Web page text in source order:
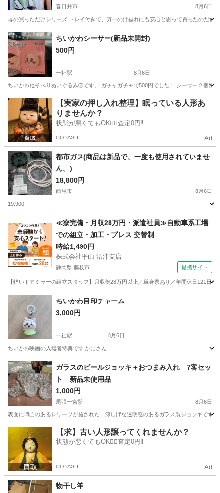
春日井市 8月6日
母の買っただけシリーズ トレイ付きで、万一の汁垂れにも安心と思って買ったのだ
愛知 春日井市 掃除用具 新品
ちいかわシーサー(新品未開封)
500円
一社駅 8月6日
ちいかわねそべりぬいぐるみ②です。 ガチャガチャで500円でした！ シーサー２個出
愛知 名古屋市 一社駅 その他 ちい
【実家の押し入れ整理】眠っている人形あ
りませんか？
状態が悪くてもOK🙆‍♀️査定0円‼️
COYASH Ad
都市ガス(商品は新品で、一度も使用されていませ
ん。)
18,800円
西尾市 8月6日
19.900
家庭用品 都市ガス
≪寮完備・月収28万円・派遣社員≫自動車系工場
での組立・加工・プレス 交替制
時給1,490円
株式会社平山 沼津支店
静岡県 藤枝市 提携サイト
【軽いドアミラーの組立スタッフ】月収例28万円以上／単身寮あり／年間休日121
静岡 藤枝市 その他
ちいかわ目印チャーム
3,000円
一社駅 8月6日
ちいかわ映画の入場者特典です かにさん
愛知 名古屋市 一社駅 ノベルティグッズ
ガラスのビールジョッキ＋おつまみ入れ 7客セッ
ト 新品未使用品
1,000円
尾張一宮駅 8月6日
表面に凹凸のあるレリーフが施された、涼しげな透明感のあるガラス製ジョッキです
尾張一宮駅 食器
【求】古い人形譲ってくれませんか？
状態が悪くてもOK🙆‍♀️査定0円‼️
COYASH Ad
物干し竿